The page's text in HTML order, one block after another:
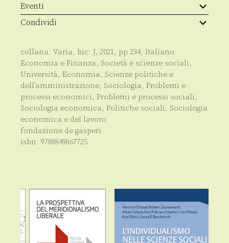
Eventi
Condividi
collana: Varia, bic: J, 2021, pp 234, Italiano
Economia e Finanza, Società e scienze sociali,
Università, Economia, Scienze politiche e
dell’amministrazione, Sociologia, Problemi e
processi economici, Problemi e processi sociali,
Sociologia economica, Politiche sociali, Sociologia
economica e del lavoro
fondazione de gasperi
isbn: 9788849867725